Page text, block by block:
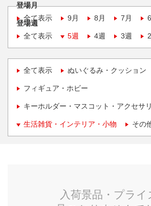
登場月
全て表示
9月 8月 7月
登場週
全て表示
5週 4週 3週
全て表示 ぬいぐるみ・クッション
フィギュア・ホビー
キーホルダー・マスコット・アクセサ
生活雑貨・インテリア・小物 その